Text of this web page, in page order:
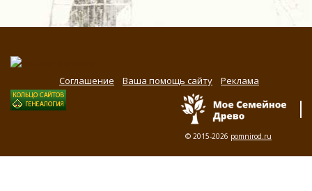
Соглашение Ваша помощь сайту Реклама
© 2015-2026 pomnirod.ru